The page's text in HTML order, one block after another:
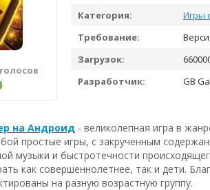
Категория:
Игры
Требование:
Загрузок:
Разработчик:
GB
на Андроид - великолепная игра в
простые игры, с закрученным
музыки и быстротечности
как совершеннолетнее, так и дети.
на разную возрастную группу.